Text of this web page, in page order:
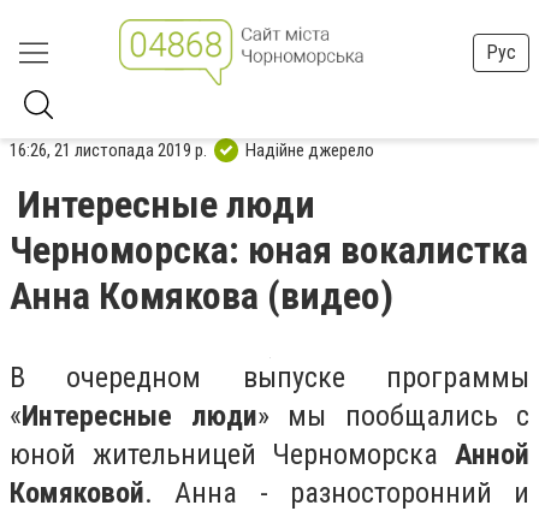
Рус
16:26, 21 листопада 2019 р. Надійне джерело
Интересные люди
Черноморска: юная вокалистка
Анна Комякова (видео)
В очередном выпуске программы
«Интересные люди» мы пообщались с
юной жительницей Черноморска Анной
Комяковой. Анна - разносторонний и